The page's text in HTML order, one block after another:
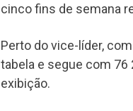
cinco fins de semana
Perto do vice-líder,
tabela e segue com 76
exibição.